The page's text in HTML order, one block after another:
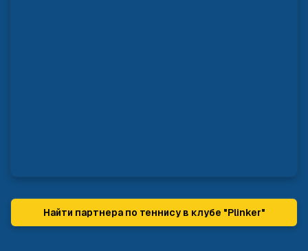
Найти партнера по теннису в клубе "Plinker"